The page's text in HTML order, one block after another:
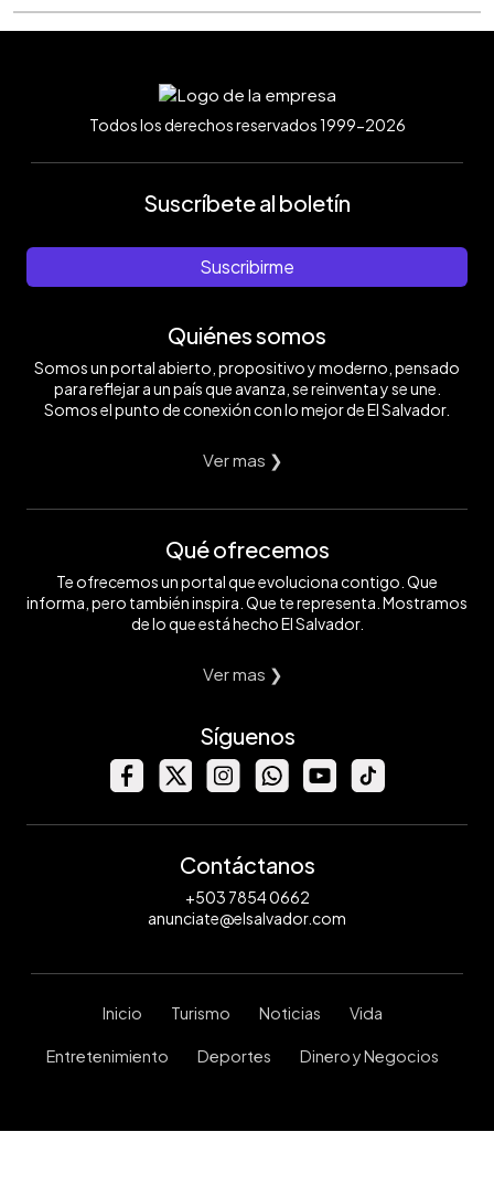
Todos los derechos reservados 1999-2026
Suscríbete al boletín
Suscribirme
Quiénes somos
Somos un portal abierto, propositivo y moderno, pensado
para reflejar a un país que avanza, se reinventa y se une.
Somos el punto de conexión con lo mejor de El Salvador.
Ver mas ❯
Qué ofrecemos
Te ofrecemos un portal que evoluciona contigo. Que
informa, pero también inspira. Que te representa. Mostramos
de lo que está hecho El Salvador.
Ver mas ❯
Síguenos
Contáctanos
+503 7854 0662
anunciate@elsalvador.com
Inicio Turismo Noticias Vida
Entretenimiento Deportes Dinero y Negocios